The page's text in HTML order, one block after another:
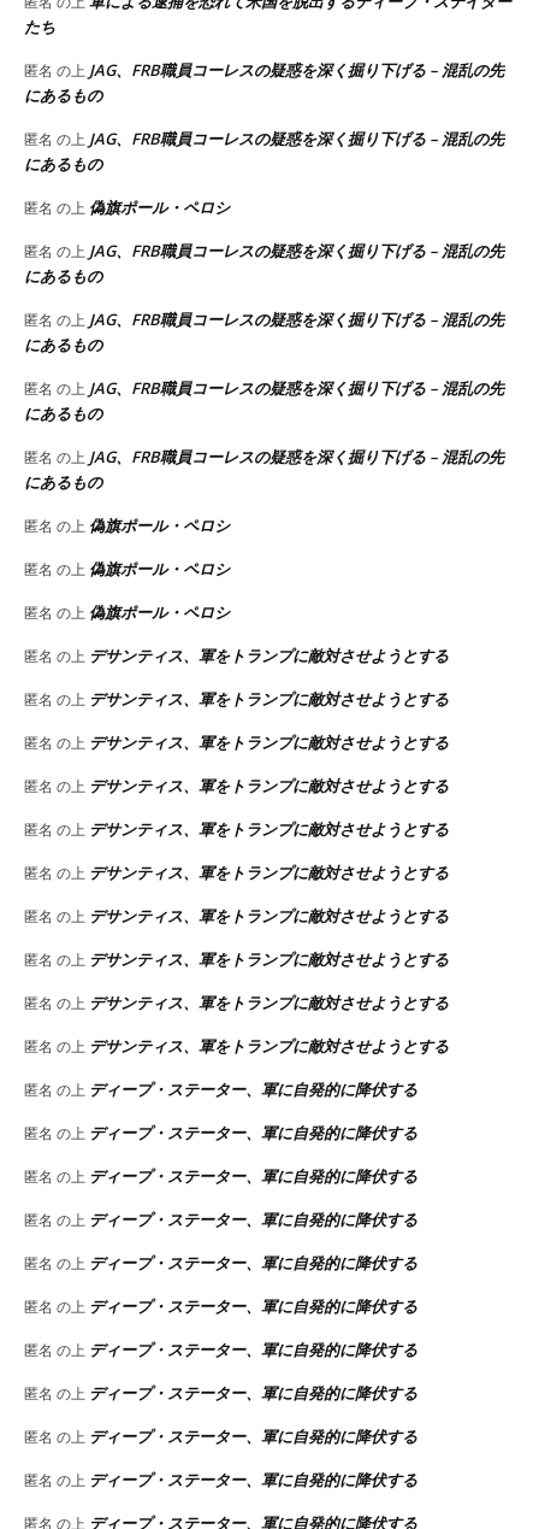
たち
匿名 の上 JAG、FRB職員コーレスの疑惑を深く掘り下げる – 混乱の先
にあるもの
匿名 の上 JAG、FRB職員コーレスの疑惑を深く掘り下げる – 混乱の先
にあるもの
匿名 の上 偽旗ポール・ペロシ
匿名 の上 JAG、FRB職員コーレスの疑惑を深く掘り下げる – 混乱の先
にあるもの
匿名 の上 JAG、FRB職員コーレスの疑惑を深く掘り下げる – 混乱の先
にあるもの
匿名 の上 JAG、FRB職員コーレスの疑惑を深く掘り下げる – 混乱の先
にあるもの
匿名 の上 JAG、FRB職員コーレスの疑惑を深く掘り下げる – 混乱の先
にあるもの
匿名 の上 偽旗ポール・ペロシ
匿名 の上 偽旗ポール・ペロシ
匿名 の上 偽旗ポール・ペロシ
匿名 の上 デサンティス、軍をトランプに敵対させようとする
匿名 の上 デサンティス、軍をトランプに敵対させようとする
匿名 の上 デサンティス、軍をトランプに敵対させようとする
匿名 の上 デサンティス、軍をトランプに敵対させようとする
匿名 の上 デサンティス、軍をトランプに敵対させようとする
匿名 の上 デサンティス、軍をトランプに敵対させようとする
匿名 の上 デサンティス、軍をトランプに敵対させようとする
匿名 の上 デサンティス、軍をトランプに敵対させようとする
匿名 の上 デサンティス、軍をトランプに敵対させようとする
匿名 の上 デサンティス、軍をトランプに敵対させようとする
匿名 の上 ディープ・ステーター、軍に自発的に降伏する
匿名 の上 ディープ・ステーター、軍に自発的に降伏する
匿名 の上 ディープ・ステーター、軍に自発的に降伏する
匿名 の上 ディープ・ステーター、軍に自発的に降伏する
匿名 の上 ディープ・ステーター、軍に自発的に降伏する
匿名 の上 ディープ・ステーター、軍に自発的に降伏する
匿名 の上 ディープ・ステーター、軍に自発的に降伏する
匿名 の上 ディープ・ステーター、軍に自発的に降伏する
匿名 の上 ディープ・ステーター、軍に自発的に降伏する
匿名 の上 ディープ・ステーター、軍に自発的に降伏する
匿名 の上 ディープ・ステーター、軍に自発的に降伏する